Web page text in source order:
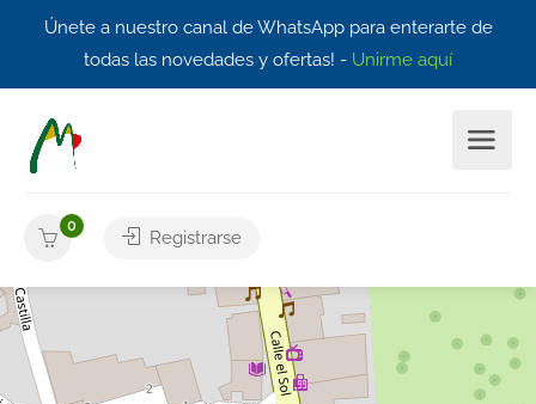
Únete a nuestro canal de WhatsApp para enterarte de
todas las novedades y ofertas! - Unirme aquí
0
Registrarse